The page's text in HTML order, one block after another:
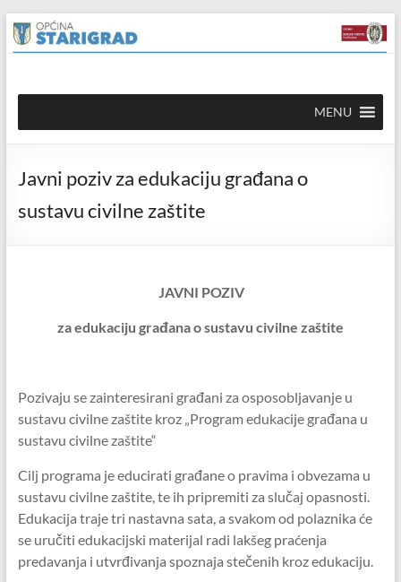
content
Skip
to
content
Općina
Starigrad
mrežna
stranica
MENU
Javni poziv za edukaciju građana o
sustavu civilne zaštite
JAVNI POZIV
za edukaciju građana o sustavu civilne zaštite
Pozivaju se zainteresirani građani za osposobljavanje u
sustavu civilne zaštite kroz „Program edukacije građana u
sustavu civilne zaštite“
Cilj programa je educirati građane o pravima i obvezama u
sustavu civilne zaštite, te ih pripremiti za slučaj opasnosti.
Edukacija traje tri nastavna sata, a svakom od polaznika će
se uručiti edukacijski materijal radi lakšeg praćenja
predavanja i utvrđivanja spoznaja stečenih kroz edukaciju.